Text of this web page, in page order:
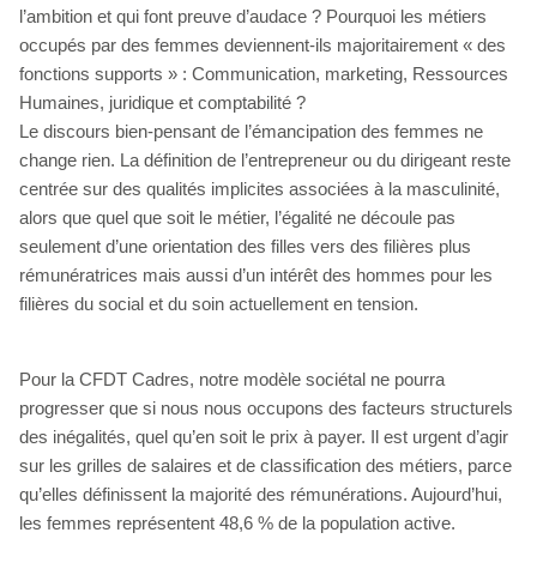
l’ambition et qui font preuve d’audace ? Pourquoi les métiers
occupés par des femmes deviennent-ils majoritairement « des
fonctions supports » : Communication, marketing, Ressources
Humaines, juridique et comptabilité ?
Le discours bien-pensant de l’émancipation des femmes ne
change rien. La définition de l’entrepreneur ou du dirigeant reste
centrée sur des qualités implicites associées à la masculinité,
alors que quel que soit le métier, l’égalité ne découle pas
seulement d’une orientation des filles vers des filières plus
rémunératrices mais aussi d’un intérêt des hommes pour les
filières du social et du soin actuellement en tension.
Pour la CFDT Cadres, notre modèle sociétal ne pourra
progresser que si nous nous occupons des facteurs structurels
des inégalités, quel qu’en soit le prix à payer. Il est urgent d’agir
sur les grilles de salaires et de classification des métiers, parce
qu’elles définissent la majorité des rémunérations. Aujourd’hui,
les femmes représentent 48,6 % de la population active.